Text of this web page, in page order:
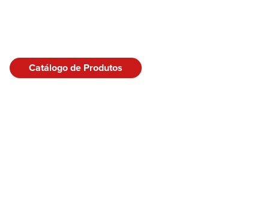
Catálogo de Produtos